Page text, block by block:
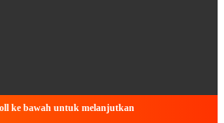
ke bawah untuk melanjutkan